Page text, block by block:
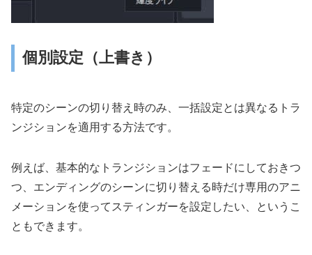
個別設定（上書き）
特定のシーンの切り替え時のみ、一括設定とは異なるトラ
ンジションを適用する方法です。
例えば、基本的なトランジションはフェードにしておきつ
つ、エンディングのシーンに切り替える時だけ専用のアニ
メーションを使ってスティンガーを設定したい、というこ
ともできます。